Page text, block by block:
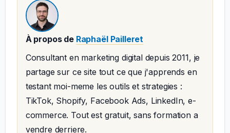
À propos de Raphaël Pailleret
Consultant en marketing digital depuis 2011, je
partage sur ce site tout ce que j'apprends en
testant moi-meme les outils et strategies :
TikTok, Shopify, Facebook Ads, LinkedIn, e-
commerce. Tout est gratuit, sans formation a
vendre derriere.